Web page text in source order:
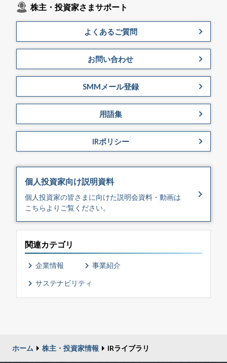
株主・投資家さまサポート
よくあるご質問
お問い合わせ
SMMメール登録
用語集
IRポリシー
個人投資家向け説明資料
個⼈投資家の皆さまに向けた説明​会資料・動画は
こちらよりご覧ください。
関連カテゴリ
企業情報 事業紹介
サステナビリティ
ホーム 株主・投資家情報 IRライブラリ